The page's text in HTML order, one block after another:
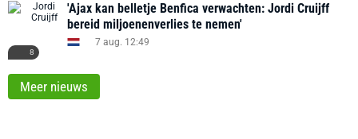
8
'Ajax kan belletje Benfica verwachten: Jordi Cruijff
bereid miljoenenverlies te nemen'
7 aug. 12:49
Meer nieuws